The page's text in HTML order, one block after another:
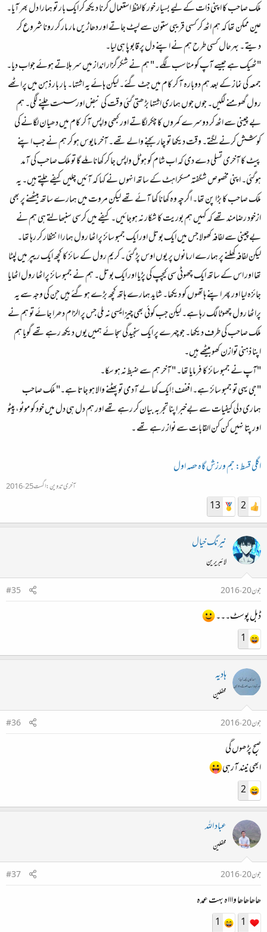
ملک صاحب کا اپنی ذات کے لیے بسیار خور کالفظ استعمال کرنا دیکھ کر ایک بار تو ہمارا دل بھر آیا۔
عین ممکن تھا کہ ہم اٹھ کر کسی قریبی ستون سے لپٹ جاتے اور دھاڑیں مار مار کر رونا شروع کر
دیتے ۔ بہرحال کسی طرح ہم نے اپنے دل پر قابو پا ہی لیا۔
"ٹھیک ہے جیسے آپ کو مناسب لگے۔" ہم نے شکرگزار انداز میں سر ہلاتے ہوئے جواب دیا۔
جمعہ کی نماز کے بعد ہم دوبارہ آ کر کام میں جٹ گئے۔ لیکن ہائے یہ اشتہا۔ بار بار ذہن میں پراٹھے
رول گھومنے لگیں۔ جوں جوں ہماری اشتہا بڑھتی گئی وقت کی نبض اور سست چلنے لگی۔ ہم
بے چینی سے اٹھ کر دوسرے کمروں کا چکر لگاتے اور کبھی واپس آ کر کام میں دھیان لگانے کی
کوشش کرنے لگتے۔ وقت دیکھا تو چار بجنے والے تھے۔ آخر مایوس ہو کر ہم نے جب اپنے
پیٹ کا آخری تسلی دے دی کہ اب شام کو ہوٹل واپس جا کر کھانا ملے گا تو ملک صاحب کی آمد
ہوگئی۔ اپنی مخصوص شگفتہ مسکراہٹ کے ساتھ انہوں نے کہا کہ آئیں چلیں کیفے چلتے ہیں۔ یہ
ملک صاحب کا بڑا پن تھا۔ اگرچہ وہ کھانا کھا آئے تھے لیکن مروت میں ہمارے ساتھ بیٹھنے پر بھی
ازخود رضامند تھے کہ کہیں ہم بوریت کا شکار نہ ہوجائیں۔ کیفے میں کرسی سنبھالتے ہی ہم نے
بےچینی سے لفافہ کھولا جس میں ایک بوتل اور ایک جمبو سائز پراٹھا رول ہمارا انتظار کر رہا تھا۔
لیکن لفافہ کھلنے پر ہمارے ارمانوں پر یوں اوس پڑ گئی ۔ کریم رول کے سائز کا کچھ ایک ریپر میں لپٹا
تھا اور اس کے ساتھ ایک چھوٹی سی کیچپ کی پڑیا اور ایک بوتل۔ ہم نے جمبو سائز پراٹھا رول اٹھایا
جائزہ لیا اور پھر اپنے ہاتھوں کو دیکھا۔ شاید ہمارے ہاتھ کچھ بڑے ہوگئے ہیں جن کی وجہ سے یہ
پراٹھا رول چھوٹا لگ رہا ہے۔ لیکن جب کوئی بھی چیز ایسی نہ ملی جس پر الزام دھرا جائے تو ہم نے
ملک صاحب کی طرف دیکھا۔ جو چہرے پر ایک سنجیدگی سجائے ہمیں یوں دیکھ رہے تھے گویا ہم
اپنا ذہنی توازن کھو بیٹھے ہیں۔
"آپ نے جمبو سائز کا فرمایا تھا۔ " آخر ہم سے ضبط نہ ہو سکا۔
"جی یہی تو جمبو سائز ہے۔ اففف ! ایک کھا لے آدمی تو پھٹنے والا ہو جاتا ہے۔" ملک صاحب
ہماری دلی کیفیات سے بےخبر اپنا تجربہ بیان کر رہے تھے اور ہم دل ہی دل میں خود کو موٹو، پیٹو
اور پتا نہیں کن کن القابات سے نواز رہے تھے ۔
اگلی قسط: جم ورزش گاہ حصہ اول
آخری تدوین:اگست 25، 2016
2
13
نیرنگ خیال
لائبریرین
جون 20، 2016
#35
ڈبل پوسٹ۔۔۔
1
ہادیہ
محفلین
جون 20، 2016
#36
صبح پڑھوں گی
ابھی نیند آرہی
2
عباد اللہ
محفلین
جون 20، 2016
#37
ھاھاھاھا واااہ بہت عمدہ
1
1